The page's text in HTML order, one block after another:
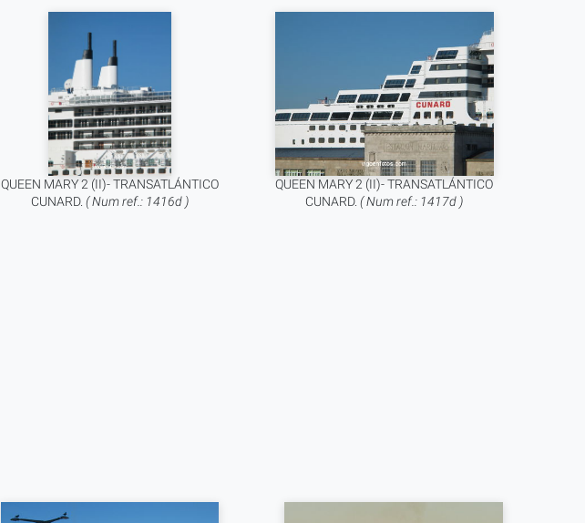
QUEEN MARY 2 (II)- TRANSATLÁNTICO
CUNARD.( Num ref.: 1416d )
QUEEN MARY 2 (II)- TRANSATLÁNTICO
CUNARD.( Num ref.: 1417d )